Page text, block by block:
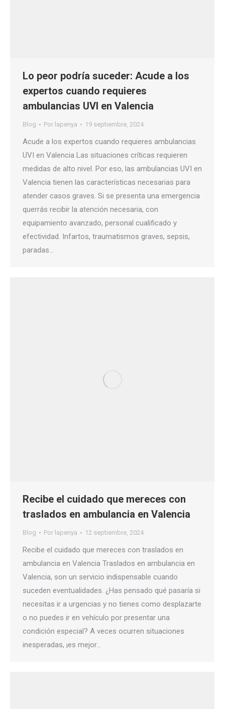
Lo peor podría suceder: Acude a los
expertos cuando requieres
ambulancias UVI en Valencia
Blog Por lapenya 19 septiembre, 2024
Acude a los expertos cuando requieres ambulancias
UVI en Valencia Las situaciones críticas requieren
medidas de alto nivel. Por eso, las ambulancias UVI en
Valencia tienen las características necesarias para
atender casos graves. Si se presenta una emergencia
querrás recibir la atención necesaria, con
equipamiento avanzado, personal cualificado y
efectividad. Infartos, traumatismos graves, sepsis,
paradas…
Recibe el cuidado que mereces con
traslados en ambulancia en Valencia
Blog Por lapenya 12 septiembre, 2024
Recibe el cuidado que mereces con traslados en
ambulancia en Valencia Traslados en ambulancia en
Valencia, son un servicio indispensable cuando
suceden eventualidades. ¿Has pensado qué pasaría si
necesitas ir a urgencias y no tienes como desplazarte
o no puedes ir en vehículo por presentar una
condición especial? A veces ocurren situaciones
inesperadas, ¡es mejor…